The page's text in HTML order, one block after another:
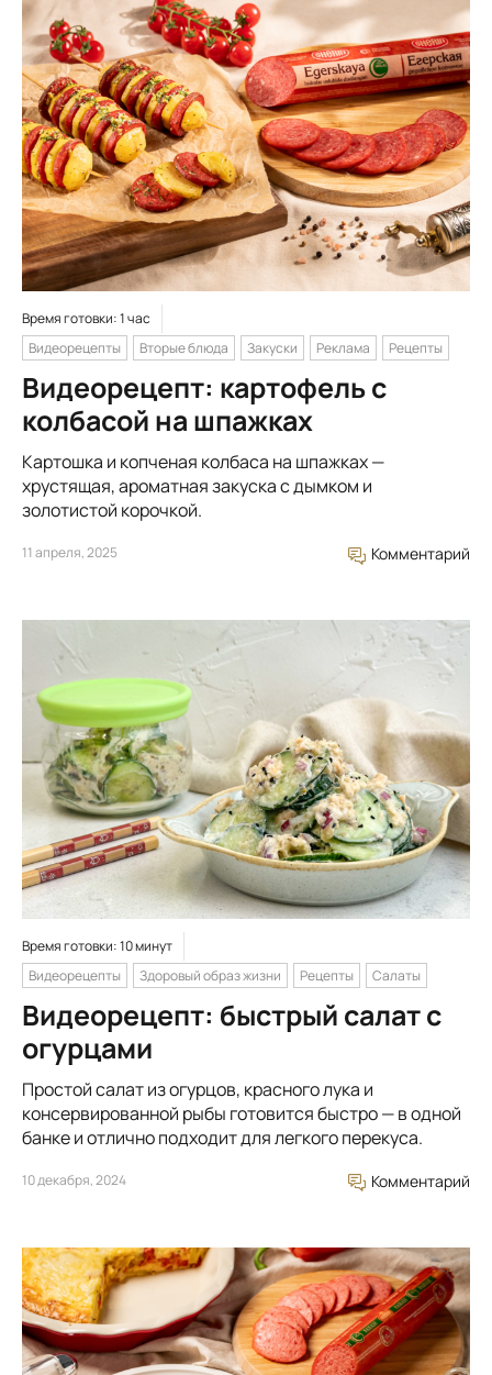
Время готовки: 1 час
Видеорецепты
Вторые блюда Закуски Реклама Рецепты
Видеорецепт: картофель с
колбасой на шпажках
Картошка и копченая колбаса на шпажках —
хрустящая, ароматная закуска с дымком и
золотистой корочкой.
11 апреля, 2025 Комментарий
Время готовки: 10 минут
Видеорецепты
Здоровый образ жизни Рецепты Салаты
Видеорецепт: быстрый салат с
огурцами
Простой салат из огурцов, красного лука и
консервированной рыбы готовится быстро — в одной
банке и отлично подходит для легкого перекуса.
10 декабря, 2024 Комментарий